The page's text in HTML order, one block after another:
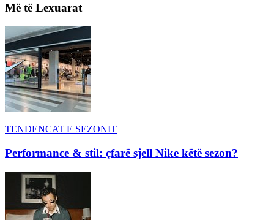
Më të Lexuarat
TENDENCAT E SEZONIT
Performance & stil: çfarë sjell Nike këtë sezon?